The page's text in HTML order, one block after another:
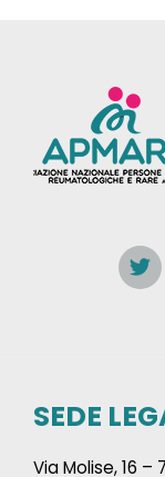
SEDE
Via Molise, 16 –